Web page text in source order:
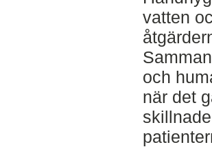
vatten
och
när det